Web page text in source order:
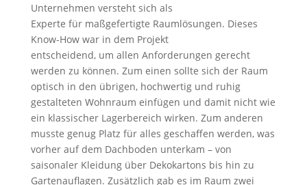
Unternehmen versteht sich als
Experte für maßgefertigte Raumlösungen. Dieses
Know-How war in dem Projekt
entscheidend, um allen Anforderungen gerecht
werden zu können. Zum einen sollte sich der Raum
optisch in den übrigen, hochwertig und ruhig
gestalteten Wohnraum einfügen und damit nicht wie
ein klassischer Lagerbereich wirken. Zum anderen
musste genug Platz für alles geschaffen werden, was
vorher auf dem Dachboden unterkam – von
saisonaler Kleidung über Dekokartons bis hin zu
Gartenauflagen. Zusätzlich gab es im Raum zwei